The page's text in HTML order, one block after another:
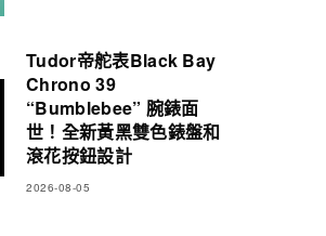
Tudor帝舵表Black Bay
Chrono 39
“Bumblebee” 腕錶面
世！全新黃黑雙色錶盤和
滾花按鈕設計
2026-08-05